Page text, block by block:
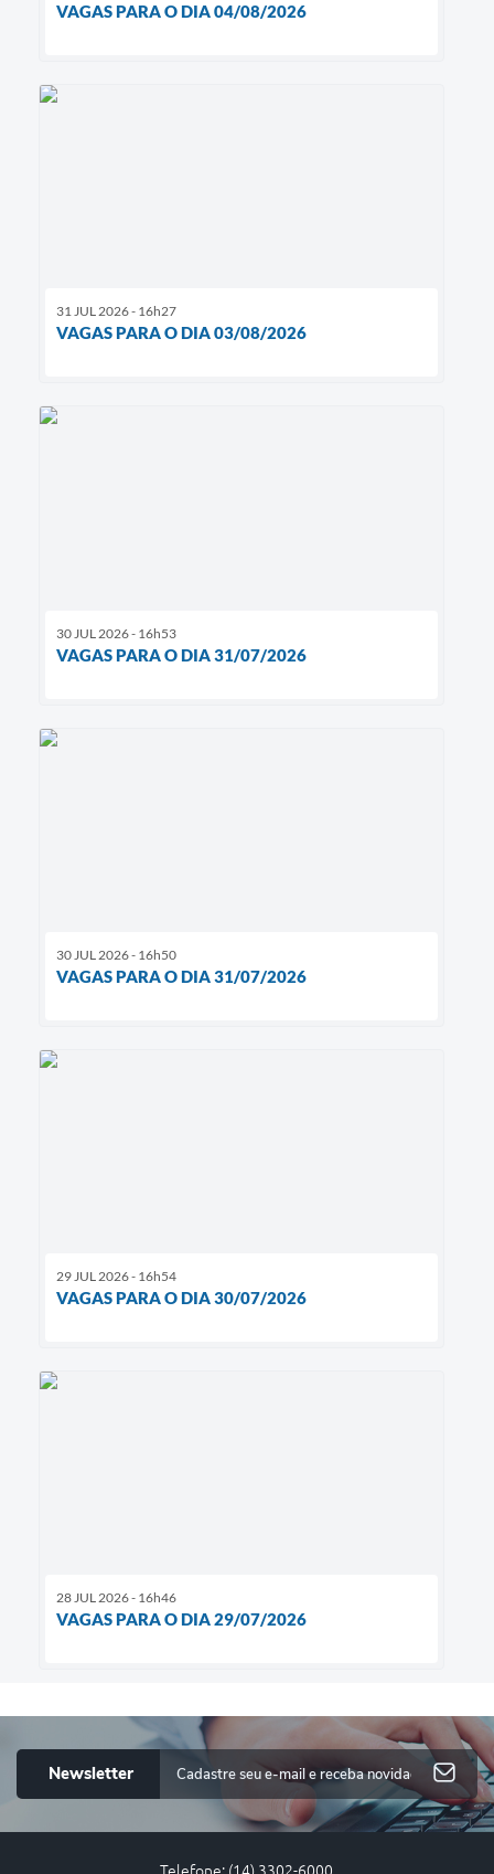
VAGAS PARA O DIA 04/08/2026
31 JUL 2026 - 16h27
VAGAS PARA O DIA 03/08/2026
30 JUL 2026 - 16h53
VAGAS PARA O DIA 31/07/2026
30 JUL 2026 - 16h50
VAGAS PARA O DIA 31/07/2026
29 JUL 2026 - 16h54
VAGAS PARA O DIA 30/07/2026
28 JUL 2026 - 16h46
VAGAS PARA O DIA 29/07/2026
Newsletter